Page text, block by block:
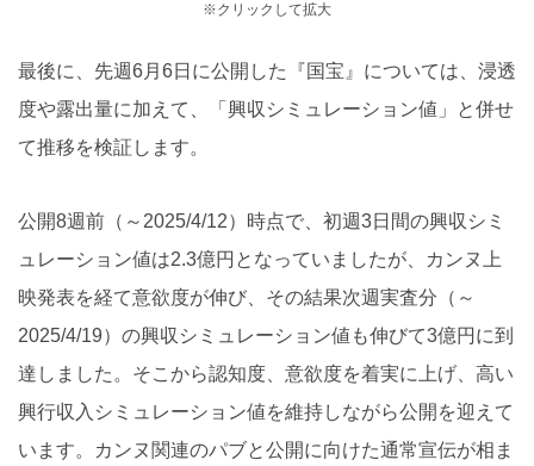
※クリックして拡大
最後に、先週6月6日に公開した『国宝』については、浸透
度や露出量に加えて、「興収シミュレーション値」と併せ
て推移を検証します。
公開8週前（～2025/4/12）時点で、初週3日間の興収シミ
ュレーション値は2.3億円となっていましたが、カンヌ上
映発表を経て意欲度が伸び、その結果次週実査分（～
2025/4/19）の興収シミュレーション値も伸びて3億円に到
達しました。そこから認知度、意欲度を着実に上げ、高い
興行収入シミュレーション値を維持しながら公開を迎えて
います。カンヌ関連のパブと公開に向けた通常宣伝が相ま